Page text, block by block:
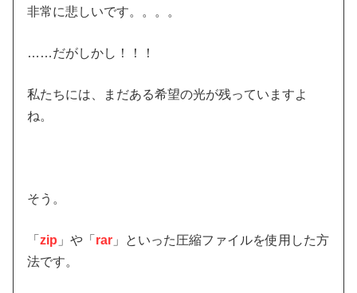
非常に悲しいです。。。。
……だがしかし！！！
私たちには、まだある希望の光が残っていますよ
ね。
そう。
「zip 」や「 rar 」といった圧縮ファイルを使用した方
法です。